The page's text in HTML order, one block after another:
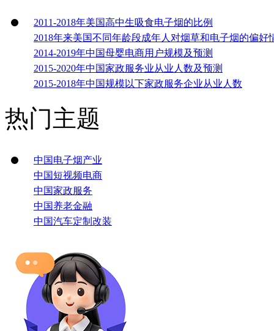
2011-2018年美国高中生吸食电子烟的比例
2018年来美国不同年龄段成年人对烟草和电子烟的偏好
2014-2019年中国母婴电商用户规模及预测
2015-2020年中国家政服务业从业人数及预测
2015-2018年中国规模以下家政服务企业从业人数
热门主题
中国电子烟产业
中国短视频电商
中国家政服务
中国养老金融
中国汽车定制改装